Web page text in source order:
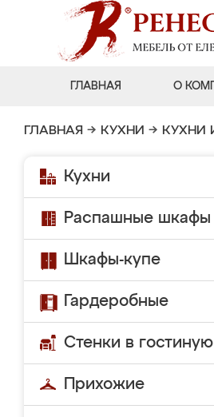
ГЛАВНАЯ О
ГЛАВНАЯ → КУХНИ → КУХНИ
Кухни
Распашные шкафы
Шкафы-купе
Гардеробные
Стенки в гостиную
Прихожие